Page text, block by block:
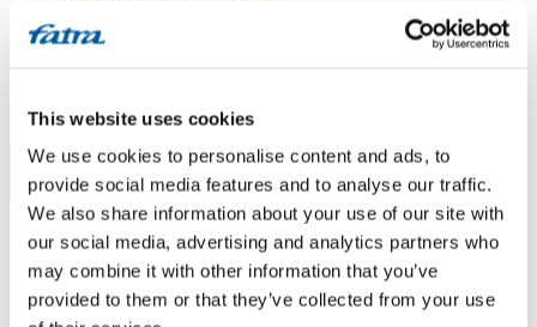
This website uses cookies
We use cookies to personalise content and ads, to
provide social media features and to analyse our traffic.
We also share information about your use of our site with
our social media, advertising and analytics partners who
may combine it with other information that you’ve
provided to them or that they’ve collected from your use
Lepidla
Menu
Domů /
Poradna/
Dotaz 9
Dotaz 9